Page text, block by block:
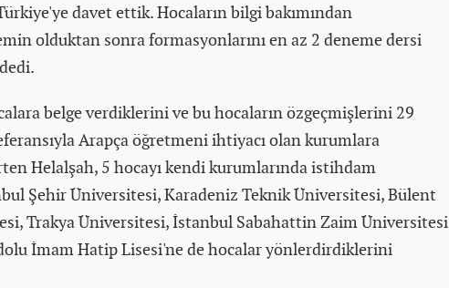
davet ettik. Hocaların bilgi bakımından
olduktan sonra formasyonlarını en az 2 deneme dersi
belge verdiklerini ve bu hocaların özgeçmişlerini 29
Arapça öğretmeni ihtiyacı olan kurumlara
Helalşah, 5 hocayı kendi kurumlarında istihdam
Şehir Üniversitesi, Karadeniz Teknik Üniversitesi, Bülent
Trakya Üniversitesi, İstanbul Sabahattin Zaim Üniversitesi
İmam Hatip Lisesi'ne de hocalar yönlerdirdiklerini